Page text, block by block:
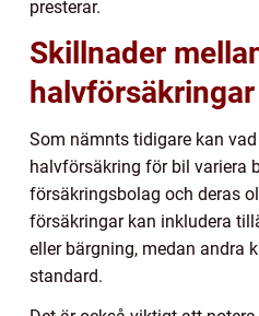
presterar.
Skillnader
halvförsäkringar
Som nämnts tidigare kan
halvförsäkring för bil variera
försäkringsbolag och deras
försäkringar kan inkludera
eller bärgning, medan andra
standard.